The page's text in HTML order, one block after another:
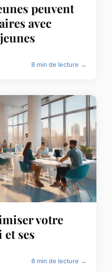
peuvent
avec
8 min de lecture →
votre
ses
8 min de lecture →